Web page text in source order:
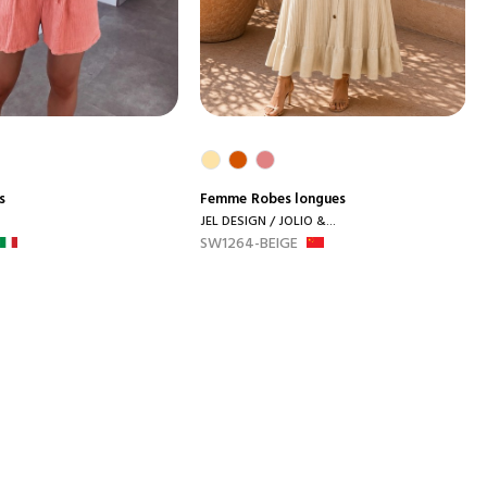
Femme Robes longues
JEL DESIGN / JOLIO &...
SW1264-BEIGE